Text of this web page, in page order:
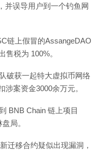
并误导用户到一个钓鱼网
链上假冒的AssangeDAO
售税为 100%。
破获一起特大虚拟币网络
案资金3000余万元。
BNB Chain 链上项目
局。
迁移合约疑似出现漏洞，